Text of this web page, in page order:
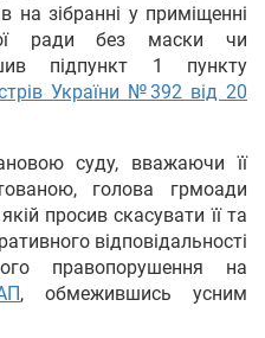
на зібранні у приміщенні
ради без маски чи
підпункт 1 пункту
України №392 від 20
суду, вважаючи її
голова грмоади
просив скасувати її та
відповідальності
правопорушення на
, обмежившись усним